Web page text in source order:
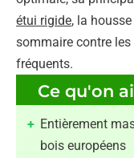
étui rigide, la
sommaire contre
fréquents.
Ce qu'on
Entièrement
bois européens